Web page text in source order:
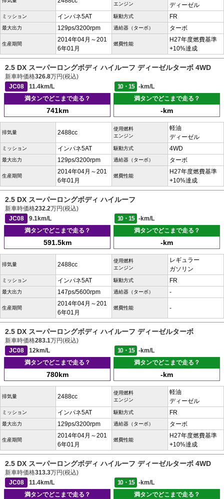
エンジン
ディーゼル
ミッション インパネ5AT 駆動方式 FR
最大出力 129ps/3200rpm 過給器（ターボ） ターボ
生産期間
2014年04月～201
6年01月
燃費性能
H27年度燃費基準
+10%達成
2.5 DX スーパーロングボディ ハイルーフ ディーゼルターボ 4WD
新車時価格326.8万円(税込)
JC08
11.4km/L 10・15
-km/L
満タンでどこまで走る？
741km
満タンでどこまで走る？
-km
排気量 2488cc
使用燃料
エンジン
軽油
ディーゼル
ミッション インパネ5AT 駆動方式 4WD
最大出力 129ps/3200rpm 過給器（ターボ） ターボ
生産期間
2014年04月～201
6年01月
燃費性能
H27年度燃費基準
+10%達成
2.5 DX スーパーロングボディ ハイルーフ
新車時価格232.2万円(税込)
JC08
9.1km/L 10・15
-km/L
満タンでどこまで走る？
591.5km
満タンでどこまで走る？
-km
排気量 2488cc
使用燃料
エンジン
レギュラー
ガソリン
ミッション インパネ5AT 駆動方式 FR
最大出力 147ps/5600rpm 過給器（ターボ） -
生産期間
2014年04月～201
6年01月
燃費性能 -
2.5 DX スーパーロングボディ ハイルーフ ディーゼルターボ
新車時価格283.1万円(税込)
JC08
12km/L 10・15
-km/L
満タンでどこまで走る？
780km
満タンでどこまで走る？
-km
排気量 2488cc
使用燃料
エンジン
軽油
ディーゼル
ミッション インパネ5AT 駆動方式 FR
最大出力 129ps/3200rpm 過給器（ターボ） ターボ
生産期間
2014年04月～201
6年01月
燃費性能
H27年度燃費基準
+10%達成
2.5 DX スーパーロングボディ ハイルーフ ディーゼルターボ 4WD
新車時価格313.3万円(税込)
JC08
11.4km/L 10・15
-km/L
満タンでどこまで走る？
満タンでどこまで走る？